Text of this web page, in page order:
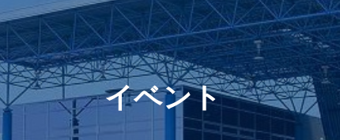
伝統芸能「猿まわし公
演」開催！
イベント